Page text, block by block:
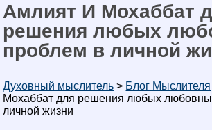
Амлият И Мохаббат
решения любых
проблем в личной
Духовный мыслитель > Блог Мыслителя
Мохаббат для решения любых
личной жизни